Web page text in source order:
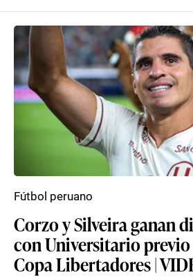
Corzo y Silveira ganan
con Universitario
Copa Libertadores |
Fútbol peruano